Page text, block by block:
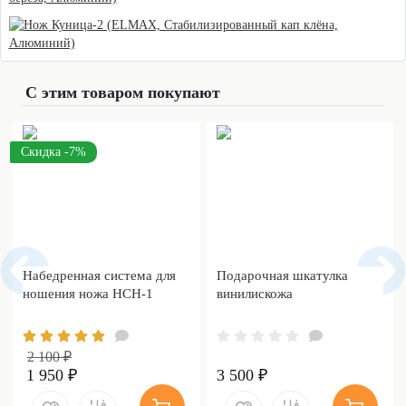
С этим товаром покупают
Скидка -7%
Набедренная система для
ношения ножа НСН-1
2 100 ₽
1 950 ₽
Подарочная шкатулка
винилискожа
3 500 ₽